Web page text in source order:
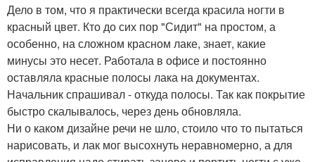
Дело в том, что я практически всегда красила ногти в
красный цвет. Кто до сих пор "Сидит" на простом, а
особенно, на сложном красном лаке, знает, какие
минусы это несет. Работала в офисе и постоянно
оставляла красные полосы лака на документах.
Начальник спрашивал - откуда полосы. Так как покрытие
быстро скалывалось, через день обновляла.
Ни о каком дизайне речи не шло, стоило что то пытаться
нарисовать, и лак мог высохнуть неравномерно, а для